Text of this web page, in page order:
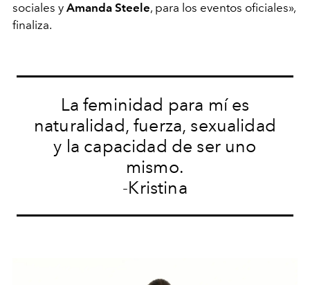
sociales y Amanda Steele, para los eventos oficiales»,
finaliza.
La feminidad para mí es
naturalidad, fuerza, sexualidad
y la capacidad de ser uno
mismo.
-Kristina